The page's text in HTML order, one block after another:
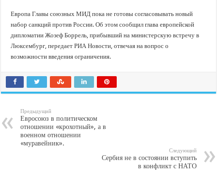
Важные правила обращения в вашу страховую компанию
В городах и районах Кубани отметили День России
Стартовал прием заявок на 20-й юбилейный молодежный форум «Регион 93»
Европа Главы союзных МИД пока не готовы согласовывать новый
набор санкций против России. Об этом сообщил глава европейской
дипломатии Жозеф Боррель, прибывший на министерскую встречу в
Люксембург, передает РИА Новости, отвечая на вопрос о
возможности введения ограничения.
Предыдущий
Евросоюз в политическом
отношении «крохотный», а в
военном отношении
«муравейник».
Следующий
Сербия не в состоянии вступить
в конфликт с НАТО